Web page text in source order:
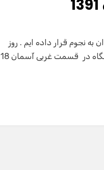
برای تمام علاقه مندان به نجوم قرار داده ایم . روز
جمعه 17 شهریور ماه : مقارنه قمر کره زمین با ستاره الدوران در شامگاه در قسمت غربی آسمان 18